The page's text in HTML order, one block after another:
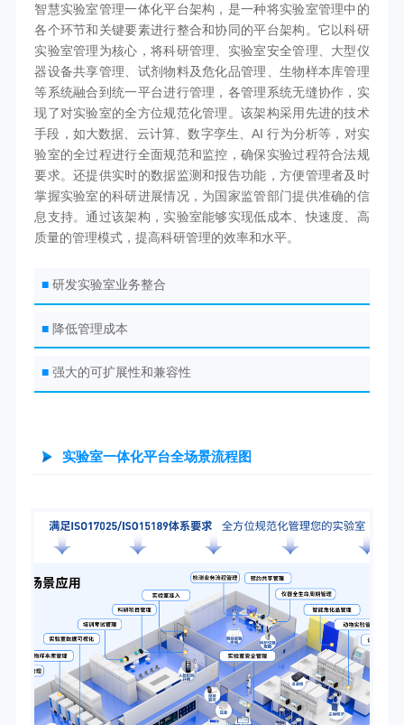
智慧实验室管理一体化平台架构，是一种将实验室管理中的
各个环节和关键要素进行整合和协同的平台架构。它以科研
实验室管理为核心，将科研管理、实验室安全管理、大型仪
器设备共享管理、试剂物料及危化品管理、生物样本库管理
等系统融合到统一平台进行管理，各管理系统无缝协作，实
现了对实验室的全方位规范化管理。该架构采用先进的技术
手段，如大数据、云计算、数字孪生、AI 行为分析等，对实
验室的全过程进行全面规范和监控，确保实验过程符合法规
要求。还提供实时的数据监测和报告功能，方便管理者及时
掌握实验室的科研进展情况，为国家监管部门提供准确的信
息支持。通过该架构，实验室能够实现低成本、快速度、高
质量的管理模式，提高科研管理的效率和水平。
■研发实验室业务整合
■降低管理成本
■强大的可扩展性和兼容性
实验室一体化平台全场景流程图